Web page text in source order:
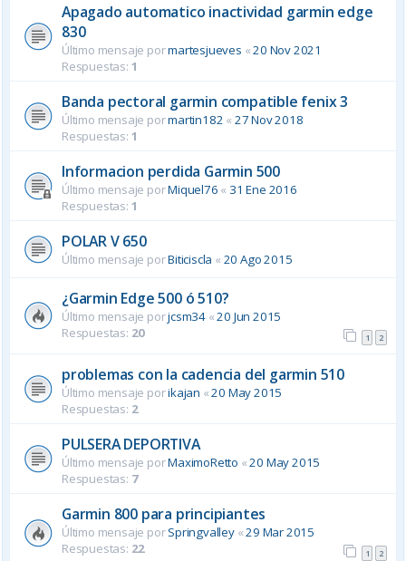
Apagado automatico inactividad garmin edge
830
Último mensaje pormartesjueves «20 Nov 2021
Respuestas: 1
Banda pectoral garmin compatible fenix 3
Último mensaje pormartin182 « 27 Nov 2018
Respuestas: 1
Informacion perdida Garmin 500
Último mensaje porMiquel76 « 31 Ene 2016
Respuestas: 1
POLAR V 650
Último mensaje porBiticiscla « 20 Ago 2015
¿Garmin Edge 500 ó 510?
Último mensaje porjcsm34 «20 Jun 2015
Respuestas: 20 1 2
problemas con la cadencia del garmin 510
Último mensaje porikajan «20 May 2015
Respuestas: 2
PULSERA DEPORTIVA
Último mensaje porMaximoRetto «20 May 2015
Respuestas: 7
Garmin 800 para principiantes
Último mensaje porSpringvalley«29 Mar 2015
Respuestas: 22 1 2